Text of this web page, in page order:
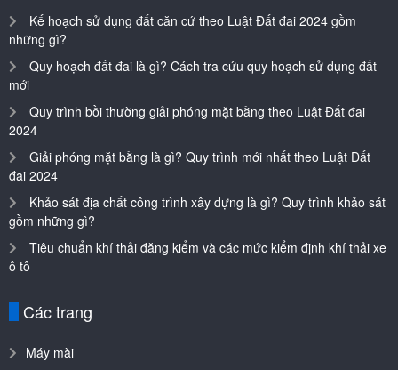
Kế hoạch sử dụng đất căn cứ theo Luật Đất đai 2024 gồm
những gì?
Quy hoạch đất đai là gì? Cách tra cứu quy hoạch sử dụng đất
mới
Quy trình bồi thường giải phóng mặt bằng theo Luật Đất đai
2024
Giải phóng mặt bằng là gì? Quy trình mới nhất theo Luật Đất
đai 2024
Khảo sát địa chất công trình xây dựng là gì? Quy trình khảo sát
gồm những gì?
Tiêu chuẩn khí thải đăng kiểm và các mức kiểm định khí thải xe
ô tô
Các trang
Máy mài